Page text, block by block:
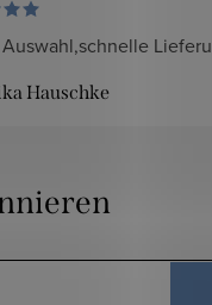
Hauschke